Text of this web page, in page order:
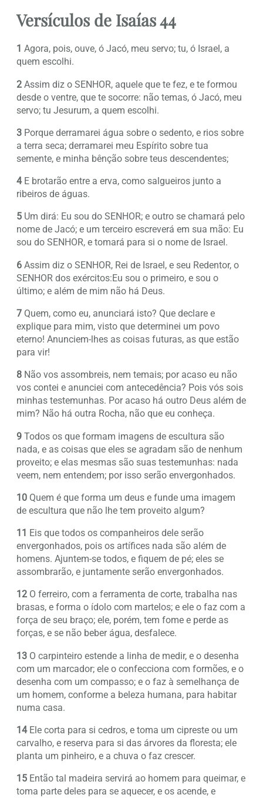
Versículos de Isaías 44
1 Agora, pois, ouve, ó Jacó, meu servo; tu, ó Israel, a
quem escolhi.
2 Assim diz o SENHOR, aquele que te fez, e te formou
desde o ventre, que te socorre: não temas, ó Jacó, meu
servo; tu Jesurum, a quem escolhi.
3 Porque derramarei água sobre o sedento, e rios sobre
a terra seca; derramarei meu Espírito sobre tua
semente, e minha bênção sobre teus descendentes;
4E brotarão entre a erva, como salgueiros junto a
ribeiros de águas.
5 Um dirá: Eu sou do SENHOR; e outro se chamará pelo
nome de Jacó; e um terceiro escreverá em sua mão: Eu
sou do SENHOR, e tomará para si o nome de Israel.
6 Assim diz o SENHOR, Rei de Israel, e seu Redentor, o
SENHOR dos exércitos:Eu sou o primeiro, e sou o
último; e além de mim não há Deus.
7 Quem, como eu, anunciará isto? Que declare e
explique para mim, visto que determinei um povo
eterno! Anunciem-lhes as coisas futuras, as que estão
para vir!
8 Não vos assombreis, nem temais; por acaso eu não
vos contei e anunciei com antecedência? Pois vós sois
minhas testemunhas. Por acaso há outro Deus além de
mim? Não há outra Rocha, não que eu conheça.
9 Todos os que formam imagens de escultura são
nada, e as coisas que eles se agradam são de nenhum
proveito; e elas mesmas são suas testemunhas: nada
veem, nem entendem; por isso serão envergonhados.
10 Quem é que forma um deus e funde uma imagem
de escultura que não lhe tem proveito algum?
11 Eis que todos os companheiros dele serão
envergonhados, pois os artífices nada são além de
homens. Ajuntem-se todos, e fiquem de pé; eles se
assombrarão, e juntamente serão envergonhados.
12 O ferreiro, com a ferramenta de corte, trabalha nas
brasas, e forma o ídolo com martelos; e ele o faz com a
força de seu braço; ele, porém, tem fome e perde as
forças, e se não beber água, desfalece.
13 O carpinteiro estende a linha de medir, e o desenha
com um marcador; ele o confecciona com formões, e o
desenha com um compasso; e o faz à semelhança de
um homem, conforme a beleza humana, para habitar
numa casa.
14Ele corta para si cedros, e toma um cipreste ou um
carvalho, e reserva para si das árvores da floresta; ele
planta um pinheiro, e a chuva o faz crescer.
15 Então tal madeira servirá ao homem para queimar, e
toma parte deles para se aquecer, e os acende, e